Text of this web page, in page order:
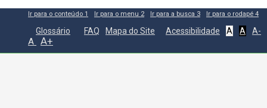
Ir para o conteúdo 1 Ir para o menu 2 Ir para a busca 3 Ir para o rodapé 4
Glossário FAQ Mapa do Site Acessibilidade A A A-
A A+